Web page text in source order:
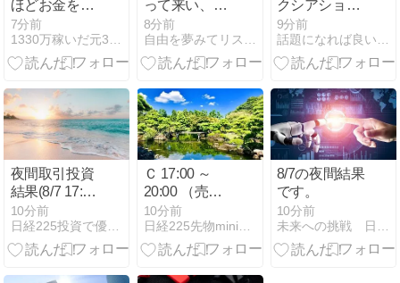
ほどお金を損
するAIの使い
方」
7分前
って来い、そ
して望みを託
した4MAX
8分前
クシアショッ
クをまともに
喰らったワイ
の末路がコチ
9分前
夜間取引投資
結果(8/7 17:00
～6: 00)
10分前
Ｃ 17:00 ～
20:00 （売買
サイン）
10分前
8/7の夜間結果
です。
10分前